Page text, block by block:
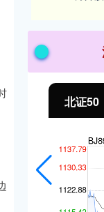
北证50